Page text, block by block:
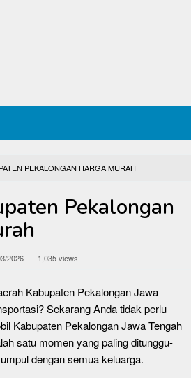
PEKALONGAN HARGA MURAH
Pekalongan
2026 1,035 views
Kabupaten Pekalongan Jawa
Sekarang Anda tidak perlu
Kabupaten Pekalongan Jawa Tengah
satu momen yang paling ditunggu-
dengan semua keluarga.